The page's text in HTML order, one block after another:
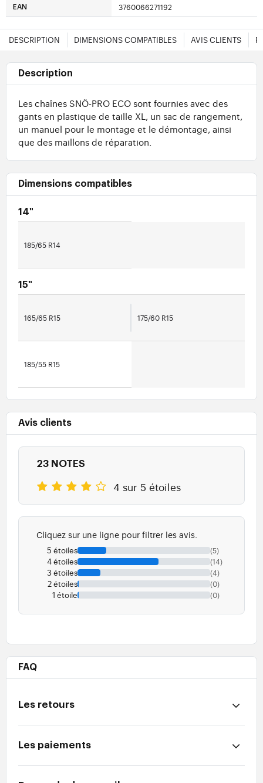
EAN 3760066271192
DESCRIPTION DIMENSIONS COMPATIBLES AVIS CLIENTS
Description
Les chaînes SNÖ-PRO ECO sont fournies avec des
gants en plastique de taille XL, un sac de rangement,
un manuel pour le montage et le démontage, ainsi
que des maillons de réparation.
Dimensions compatibles
14"
185/65 R14
15"
165/65 R15 175/60 R15
185/55 R15
Avis clients
23 NOTES
4 sur 5 étoiles
Cliquez sur une ligne pour filtrer les avis.
5 étoiles (5)
4 étoiles (14)
3 étoiles (4)
2 étoiles (0)
1 étoile (0)
FAQ
Les retours
Les paiements